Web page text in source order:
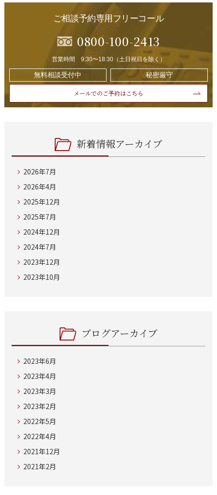
ご相談予約専用フリーコール
0800-100-2413
営業時間 9:30〜18:30（土日祝日を除く）
無料相談受付中 秘密厳守
メールでのご予約はこちら
新着情報アーカイブ
2026年7月
2026年4月
2025年12月
2025年7月
2024年12月
2024年7月
2023年12月
2023年10月
ブログアーカイブ
2023年6月
2023年4月
2023年3月
2023年2月
2022年5月
2022年4月
2021年12月
2021年2月